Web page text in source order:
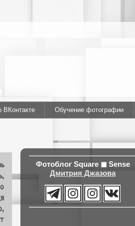
ВКонтакте Обучение фотографии
Фотоблог Square ◼ Sense
Дмитрия Джазова